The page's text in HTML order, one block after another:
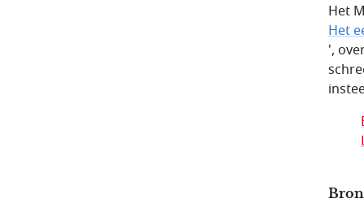
Het
Het
',